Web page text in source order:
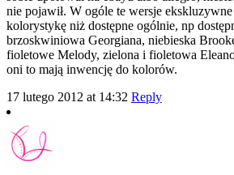
nie pojawił. W ogóle te wersje ekskluzywne
kolorystykę niż dostępne ogólnie, np
brzoskwiniowa Georgiana, niebieska
fioletowe Melody, zielona i fioletowa
oni to mają inwencję do kolorów.
17 lutego 2012 at 14:32 Reply